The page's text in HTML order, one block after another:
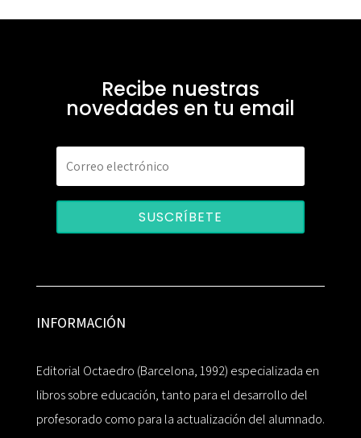
Recibe nuestras
novedades en tu email
SUSCRÍBETE
INFORMACIÓN
Editorial Octaedro (Barcelona, 1992) especializada en
libros sobre educación, tanto para el desarrollo del
profesorado como para la actualización del alumnado.